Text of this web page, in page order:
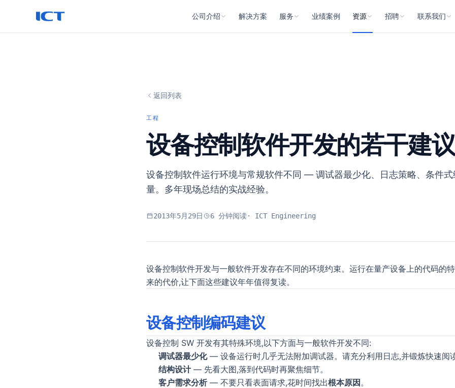
公司介绍 解决方案 服务 业绩案例 资源
XScript 手册
招聘 联系我们
返回列表
工程
设备控制软件开发的若干建议
设备控制软件运行环境与常规软件不同 — 调试器最少化、日志策略、条件
量。多年现场总结的实战经验。
2013年5月29日 6 分钟阅读· ICT Engineering
设备控制软件开发与一般软件开发存在不同的环境约束。运行在量产设备上的代码的
来的代价,让下面这些建议年年值得复读。
设备控制编码建议
设备控制 SW 开发有其特殊环境,以下方面与一般软件开发不同:
调试器最少化— 设备运行时几乎无法附加调试器。请充分利用日志,并锻炼快速阅
结构设计— 先看大图,落到代码时再聚焦细节。
客户需求分析— 不要只看表面请求,花时间找出根本原因 。